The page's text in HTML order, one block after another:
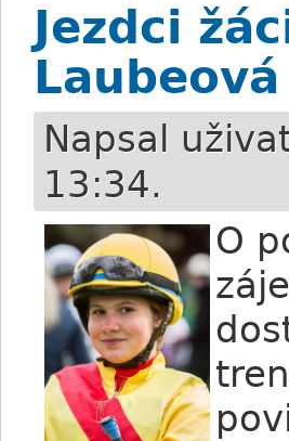
Jezdci
Laubeová
Napsal
13:34.
O